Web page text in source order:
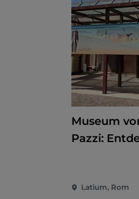
Museum
Pazzi:
Latium, Rom